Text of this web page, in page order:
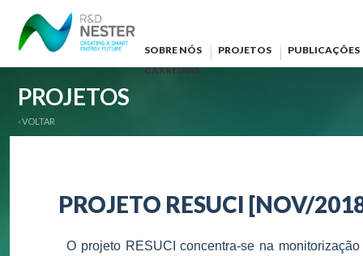
SOBRE NÓS PROJETOS
PUBLICAÇÕES
CARREIRAS
PROJETOS
‹ VOLTAR
PROJETO RESUCI [NOV/
O projeto RESUCI concentra-se na